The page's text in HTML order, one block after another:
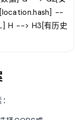
--
H --> H3[有历史